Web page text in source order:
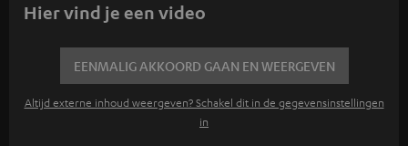
Hier vind je een video
EENMALIG AKKOORD GAAN EN WEERGEVEN
Altijd externe inhoud weergeven? Schakel dit in de gegevensinstellingen
in